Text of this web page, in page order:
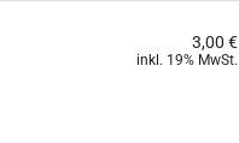
3,00 €
inkl. 19% MwSt.